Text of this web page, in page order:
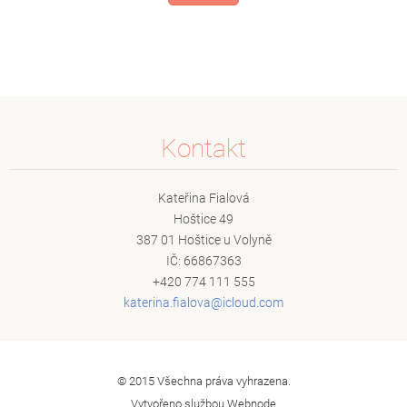
Kontakt
Kateřina Fialová
Hoštice 49
387 01 Hoštice u Volyně
IČ: 66867363
+420 774 111 555
katerina .fialova@icloud. com
© 2015 Všechna práva vyhrazena.
Vytvořeno službou Webnode